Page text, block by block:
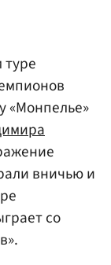
«Монпелье»
вничью и
со